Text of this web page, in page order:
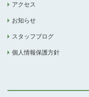
アクセス
お知らせ
スタッフブログ
個人情報保護方針